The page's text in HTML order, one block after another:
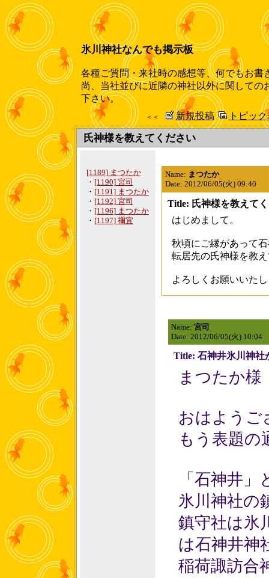
氷川神社なんでも掲示板
各種ご質問・来社時の感想等、何でもお書
尚、当社並びに近隣の神社以外に関して
下さい。
＜＜ 新規投稿 トピッ
氏神様を教えてください
[1189] まつたか
・ [1190] 宮司
・ [1191] まつたか
・ [1192] 宮司
・ [1196] まつたか
・ [1197] 禰宜
Name: まつたか
Date: 2012/06/05(火) 09:40
Title: 氏神様を教えて
はじめまして。
秋頃にご縁があって
転居先の氏神様を教
よろしくお願いいた
Name: 宮司
Date: 2012/06/05(火) 10:04
Title: 石神井氷川神社
まつたか様
おはようご
もう表題の
「石神井
氷川神社の
鎮守社は氷
は石神井神
稲荷諏訪合